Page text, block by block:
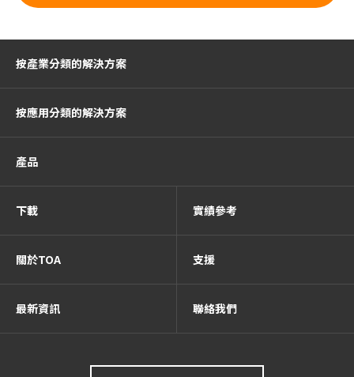
按產業分類的解決方案
按應用分類的解決方案
產品
下載 實績參考
關於TOA 支援
最新資訊 聯絡我們